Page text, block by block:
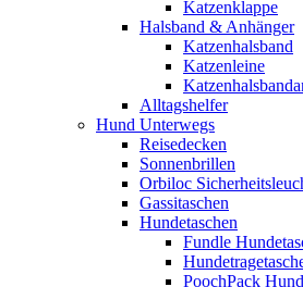
Katzenklappe
Halsband & Anhänger
Katzenhalsband
Katzenleine
Alltagshelfer
Hund Unterwegs
Reisedecken
Sonnenbrillen
Orbiloc
Gassitaschen
Hundetaschen
Fundle
PoochPack